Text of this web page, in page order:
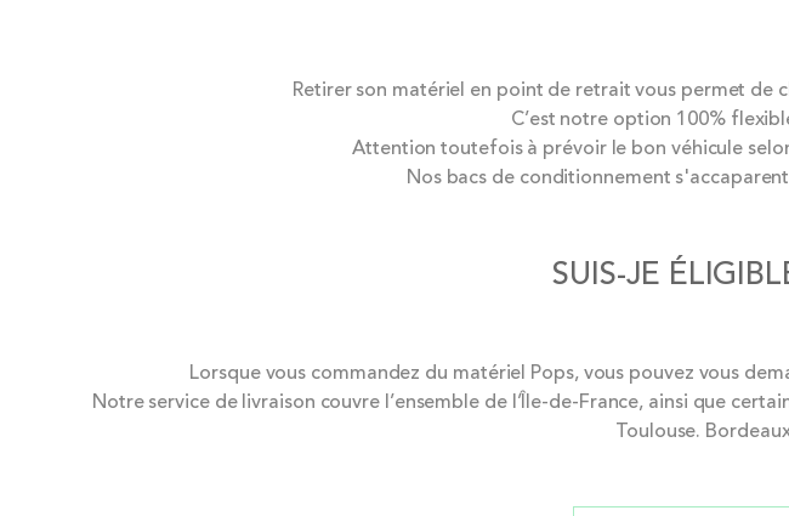
Retirer son matériel en point de retrait vous permet de
C’est notre option 100%
Attention toutefois à prévoir le bon véhicule
Nos bacs de conditionnement
SUIS-JE
Lorsque vous commandez du matériel Pops, vous pouvez vous
Notre service de livraison couvre l’ensemble de l’Île-de-France, ainsi que
Toulouse.